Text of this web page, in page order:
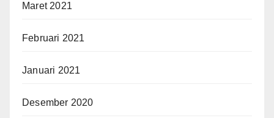
Maret 2021
Februari 2021
Januari 2021
Desember 2020